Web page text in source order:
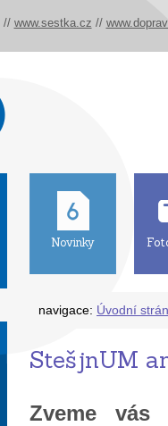
Novinky
navigace: Úvodní
StešjnUM
Zveme vás
// www.sestka.cz //